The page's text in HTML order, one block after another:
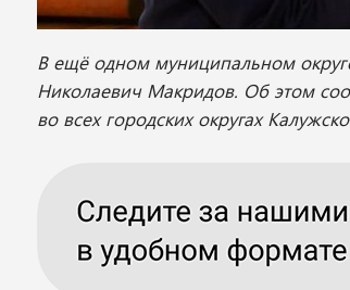
В ещё одном муниципальном
Николаевич Макридов. Об этом
во всех городских округах